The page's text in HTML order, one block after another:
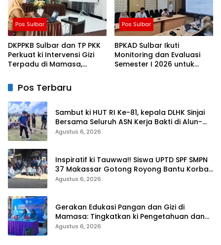
Pos Sulbar
DKPPKB Sulbar dan TP PKK
Perkuat ki Intervensi Gizi
Terpadu di Mamasa,
Maju dan Sejahtera
Pos Sulbar
BPKAD Sulbar Ikuti
Monitoring dan Evaluasi
Semester I 2026 untuk
Pos Terbaru
Sambut ki HUT RI Ke-81, kepala DLHK Sinjai
Bersama Seluruh ASN Kerja Bakti di Alun-
alun
Agustus 6, 2026
Inspiratif ki Tauwwa!! Siswa UPTD SPF SMPN
37 Makassar Gotong Royong Bantu Korban
Kebakaran
Agustus 6, 2026
Gerakan Edukasi Pangan dan Gizi di
Mamasa: Tingkatkan ki Pengetahuan dan
Keterampilan Keluarga dalam Pemenuhan
Agustus 6, 2026